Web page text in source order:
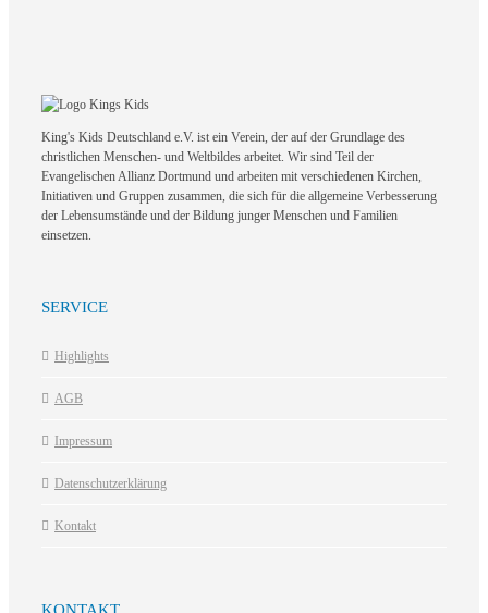
King's Kids Deutschland e.V. ist ein Verein, der auf der Grundlage des
christlichen Menschen- und Weltbildes arbeitet. Wir sind Teil der
Evangelischen Allianz Dortmund und arbeiten mit verschiedenen Kirchen,
Initiativen und Gruppen zusammen, die sich für die allgemeine Verbesserung
der Lebensumstände und der Bildung junger Menschen und Familien
einsetzen.
SERVICE
Highlights
AGB
Impressum
Datenschutzerklärung
Kontakt
KONTAKT